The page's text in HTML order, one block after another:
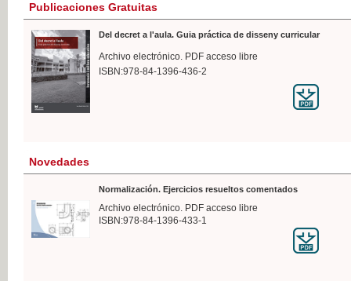
Publicaciones Gratuitas
Del decret a l'aula. Guia práctica de disseny curricular
Archivo electrónico. PDF acceso libre
ISBN:978-84-1396-436-2
Novedades
Normalización. Ejercicios resueltos comentados
Archivo electrónico. PDF acceso libre
ISBN:978-84-1396-433-1